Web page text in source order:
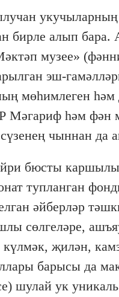
бирле алып
музее»
эш-
мөһимлеген
Мәгариф һәм
чыннан
бюсты
тупланган
әйберләр
сөлгеләре,
җилән,
барысы да
шулай ук